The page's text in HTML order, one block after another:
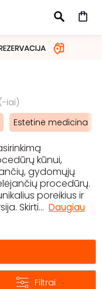
IEŠKOTI
iai)
Estetinė medicina
kūnui,
gydomųjų
procedūrų.
poreikius ir
Skirti... Daugiau
Filtrai